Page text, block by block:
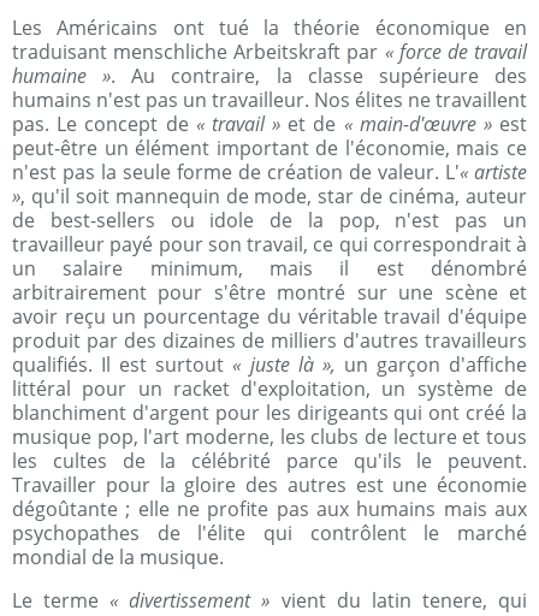
Les Américains ont tué la théorie économique en
traduisant menschliche Arbeitskraft par « force de travail
humaine ». Au contraire, la classe supérieure des
humains n'est pas un travailleur. Nos élites ne travaillent
pas. Le concept de « travail » et de « main-d'œuvre »est
peut-être un élément important de l'économie, mais ce
n'est pas la seule forme de création de valeur. L'« artiste
», qu'il soit mannequin de mode, star de cinéma, auteur
de best-sellers ou idole de la pop, n'est pas un
travailleur payé pour son travail, ce qui correspondrait à
un salaire minimum, mais il est dénombré
arbitrairement pour s'être montré sur une scène et
avoir reçu un pourcentage du véritable travail d'équipe
produit par des dizaines de milliers d'autres travailleurs
qualifiés. Il est surtout « juste là », un garçon d'affiche
littéral pour un racket d'exploitation, un système de
blanchiment d'argent pour les dirigeants qui ont créé la
musique pop, l'art moderne, les clubs de lecture et tous
les cultes de la célébrité parce qu'ils le peuvent.
Travailler pour la gloire des autres est une économie
dégoûtante ; elle ne profite pas aux humains mais aux
psychopathes de l'élite qui contrôlent le marché
mondial de la musique.
Le terme « divertissement » vient du latin tenere, qui